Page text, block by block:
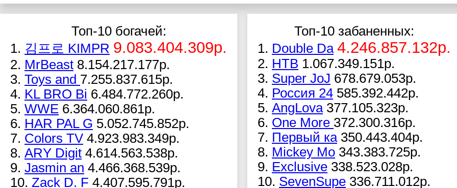
Топ-10 богачей:
1. 김프로 KIMPR 9.083.404.309р.
2. MrBeast 8.154.217.177р.
3. Toys and 7.255.837.615р.
4. KL BRO Bi 6.484.772.260р.
5. WWE 6.364.060.861р.
6. HAR PAL G 5.052.745.852р.
7. Colors TV 4.923.983.349р.
8. ARY Digit 4.614.563.538р.
9. Jasmin an 4.466.368.539р.
10. Zack D. F 4.407.595.791р.
Топ-10 забаненных:
1. Double Da 4.246.857.132р.
2. НТВ 1.067.349.151р.
3. Super JoJ 678.679.053р.
4. Россия 24 585.392.442р.
5. AngLova 377.105.323р.
6. One More 372.300.316р.
7. Первый ка 350.443.404р.
8. Mickey Mo 343.383.725р.
9. Exclusive 338.523.028р.
10. SevenSupe 336.711.012р.